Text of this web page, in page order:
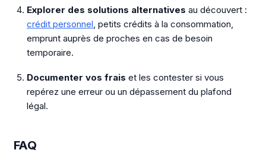
Explorer des solutions alternatives au découvert :
crédit personnel , petits crédits à la consommation,
emprunt auprès de proches en cas de besoin
temporaire.
Documenter vos frais et les contester si vous
repérez une erreur ou un dépassement du plafond
légal.
FAQ